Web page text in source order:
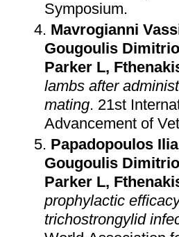
Symposium.
Mavrogianni
Gougoulis
Parker L,
lambs after
mating. 21st
Advancement of
Papadopoulos
Gougoulis
Parker L,
prophylactic
trichostrongylid